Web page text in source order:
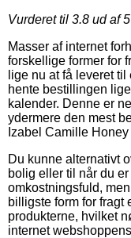
Vurderet til 3.8 ud af
Masser af internet
forskellige former for
lige nu at få leveret
hente bestillingen
kalender. Denne er
ydermere den mest
Izabel Camille
Du kunne alternativt
bolig eller til når du
omkostningsfuld,
billigste form for fragt
produkterne, hvilket
internet